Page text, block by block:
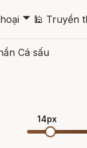
🞃 🕌 Truyền
Cá sấu
14px